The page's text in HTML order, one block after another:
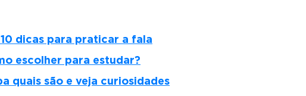
dicas para praticar a fala
escolher para estudar?
quais são e veja curiosidades